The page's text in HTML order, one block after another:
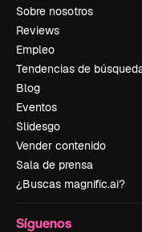
Sobre nosotros
Reviews
Empleo
Tendencias de
Blog
Eventos
Slidesgo
Vender contenido
Sala de prensa
¿Buscas magnific.ai?
Síguenos